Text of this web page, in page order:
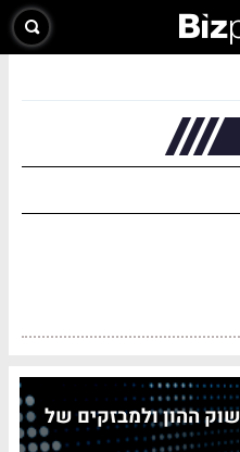
ההון ולמבזקים של